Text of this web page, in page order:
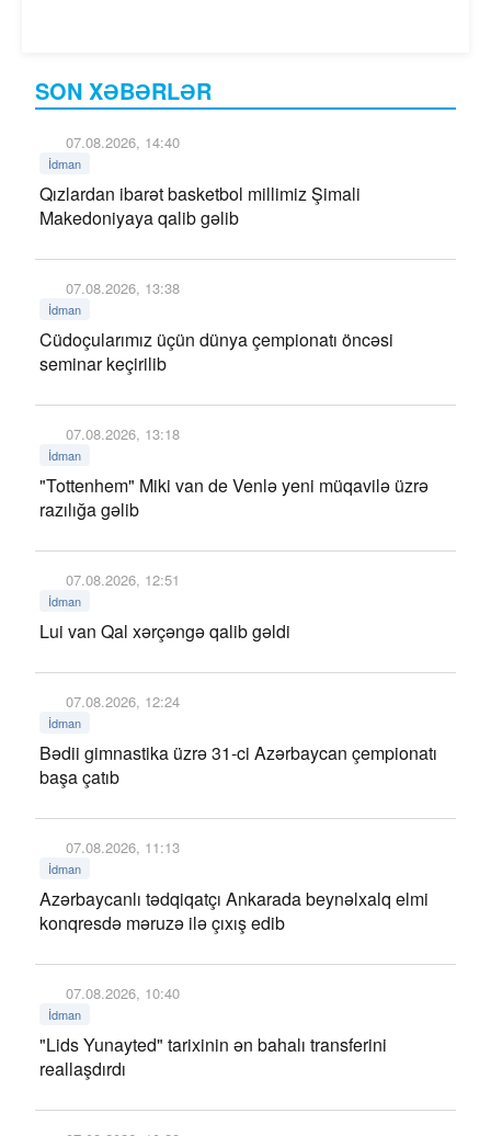
SON XƏBƏRLƏR
07.08.2026, 14:40
İdman
Qızlardan ibarət basketbol millimiz Şimali
Makedoniyaya qalib gəlib
07.08.2026, 13:38
İdman
Cüdoçularımız üçün dünya çempionatı öncəsi
seminar keçirilib
07.08.2026, 13:18
İdman
"Tottenhem" Miki van de Venlə yeni müqavilə üzrə
razılığa gəlib
07.08.2026, 12:51
İdman
Lui van Qal xərçəngə qalib gəldi
07.08.2026, 12:24
İdman
Bədii gimnastika üzrə 31-ci Azərbaycan çempionatı
başa çatıb
07.08.2026, 11:13
İdman
Azərbaycanlı tədqiqatçı Ankarada beynəlxalq elmi
konqresdə məruzə ilə çıxış edib
07.08.2026, 10:40
İdman
"Lids Yunayted" tarixinin ən bahalı transferini
reallaşdırdı